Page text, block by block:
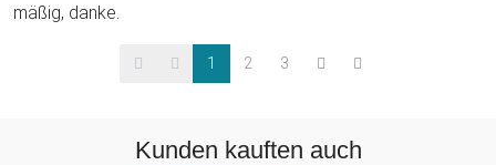
mäßig, danke.
1 2 3
Kunden kauften auch